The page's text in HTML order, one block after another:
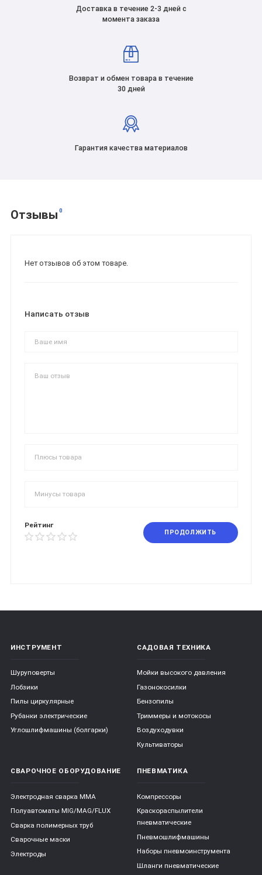
Доставка в течение 2-3 дней с
момента заказа
Возврат и обмен товара в течение
30 дней
Гарантия качества материалов
Отзывы 0
Нет отзывов об этом товаре.
Написать отзыв
Рейтинг
ПРОДОЛЖИТЬ
ИНСТРУМЕНТ
Шуруповерты
Лобзики
Пилы циркулярные
Рубанки электрические
Углошлифмашины (болгарки)
САДОВАЯ ТЕХНИКА
Мойки высокого давления
Газонокосилки
Бензопилы
Триммеры и мотокосы
Воздуходувки
Культиваторы
СВАРОЧНОЕ ОБОРУДОВАНИЕ
Электродная сварка ММА
Полуавтоматы MIG/MAG/FLUX
Сварка полимерных труб
Сварочные маски
Электроды
ПНЕВМАТИКА
Компрессоры
Краскораспылители
пневматические
Пневмошлифмашины
Наборы пневмоинструмента
Шланги пневматические